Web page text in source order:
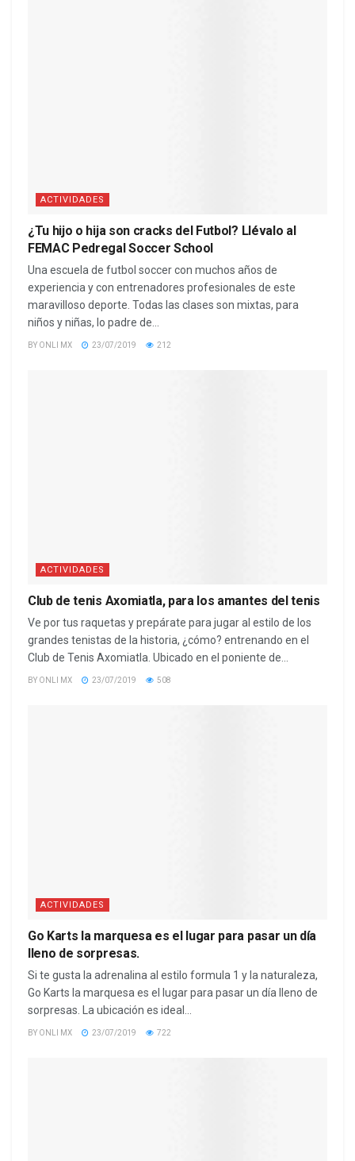
ACTIVIDADES
¿Tu hijo o hija son cracks del Futbol? Llévalo al
FEMAC Pedregal Soccer School
Una escuela de futbol soccer con muchos años de
experiencia y con entrenadores profesionales de este
maravilloso deporte. Todas las clases son mixtas, para
niños y niñas, lo padre de...
BY ONLI MX 23/07/2019 212
ACTIVIDADES
Club de tenis Axomiatla, para los amantes del tenis
Ve por tus raquetas y prepárate para jugar al estilo de los
grandes tenistas de la historia, ¿cómo? entrenando en el
Club de Tenis Axomiatla. Ubicado en el poniente de...
BY ONLI MX 23/07/2019 508
ACTIVIDADES
Go Karts la marquesa es el lugar para pasar un día
lleno de sorpresas.
Si te gusta la adrenalina al estilo formula 1 y la naturaleza,
Go Karts la marquesa es el lugar para pasar un día lleno de
sorpresas. La ubicación es ideal...
BY ONLI MX 23/07/2019 722